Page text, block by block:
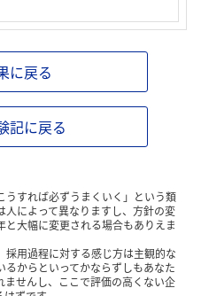
に戻る
記に戻る
うすれば必ずうまくいく」という類
によって異なりますし、方針の変
大幅に変更される場合もありえま
採用過程に対する感じ方は主観的な
からといってかならずしもあなた
せんし、ここで評価の高くない企